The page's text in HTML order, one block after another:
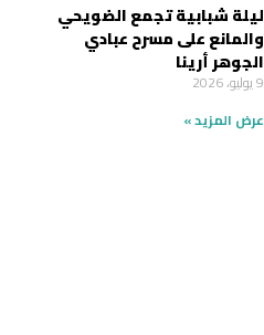
ليلة شبابية تجمع الضويحي
والمانع على مسرح عبادي
الجوهر أرينا
9 يوليو، 2026
عرض المزيد »